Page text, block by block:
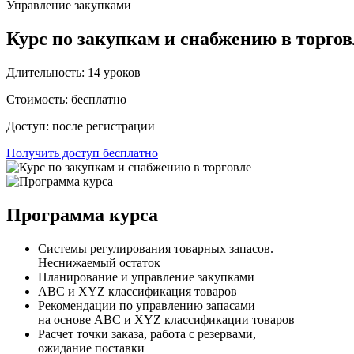
Управление закупками
Курс по закупкам и снабжению в
Длительность: 14 уроков
Стоимость: бесплатно
Доступ: после регистрации
Получить доступ бесплатно
Программа курса
Системы регулирования товарных запасов.
Неснижаемый остаток
Планирование и управление закупками
ABC и XYZ классификация товаров
Рекомендации по управлению запасами
на основе ABC и XYZ классификации товаров
Расчет точки заказа, работа с резервами,
ожидание поставки